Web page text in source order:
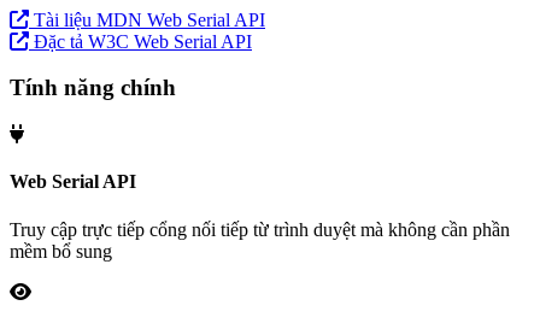
Tài liệu MDN Web Serial API
Đặc tả W3C Web Serial API
Tính năng chính
Web Serial API
Truy cập trực tiếp cổng nối tiếp từ trình duyệt mà không cần phần
mềm bổ sung